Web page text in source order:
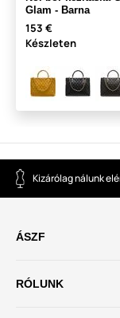
Glam - Barna
153 €
Készleten
Kizárólag nálunk
ÁSZF
RÓLUNK